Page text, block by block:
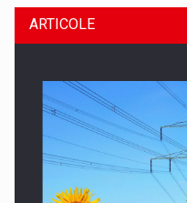
ARTICOLE